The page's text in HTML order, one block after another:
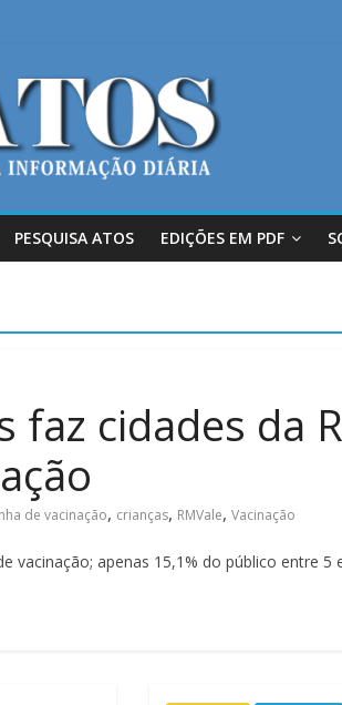
PESQUISA ATOS EDIÇÕES EM PDF
faz cidades da
de vacinação, crianças, RMVale, Vacinação
vacinação; apenas 15,1% do público entre 5